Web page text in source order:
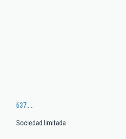
637.....
Sociedad limitada